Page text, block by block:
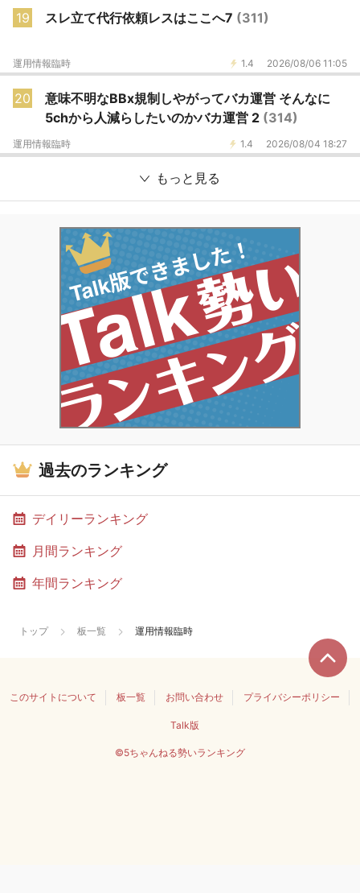
19 スレ立て代行依頼レスはここへ7 (311)
1.4 2026/08/06 11:05
運用情報臨時
20
意味不明なBBx規制しやがってバカ運営 そんなに
5chから人減らしたいのかバカ運営 2 (314)
1.4 2026/08/04 18:27
運用情報臨時
もっと見る
過去のランキング
デイリーランキング
月間ランキング
年間ランキング
トップ 板一覧 運用情報臨時
このサイトについて 板一覧 お問い合わせ プライバシーポリシー
Talk版
©5ちゃんねる勢いランキング